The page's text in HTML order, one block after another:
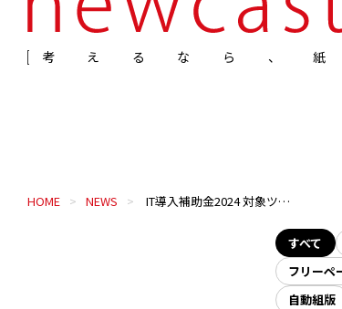
考えるなら、紙
HOME NEWS IT導入補助金2024 対象ツール認定のお知らせ
すべて
フリーペ
自動組版